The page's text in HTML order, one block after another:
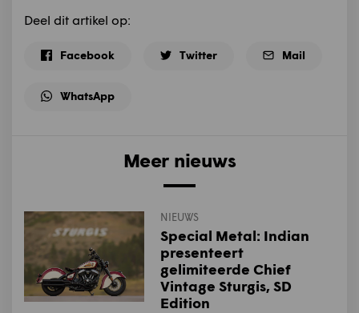
Deel dit artikel op:
Facebook Twitter Mail
WhatsApp
Meer nieuws
NIEUWS
Special Metal: Indian
presenteert
gelimiteerde Chief
Vintage Sturgis, SD
Edition